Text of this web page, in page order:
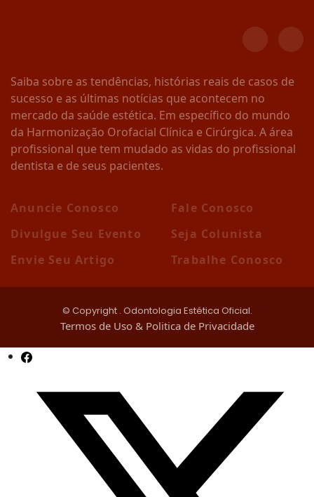
Saiba sobre as tendências, histórias reais de casos de
sucesso e as últimas notícias que acontecem no
mercado da saúde estética. Em específico do mundo
da Harmonização Orofacial Clínica e Cirúrgica. A área
profissional que tem mudado as vidas do profissional
dentista e de seus pacientes.
Anuncie Conosco
Divulgue Seu Evento
Envie Seu Artigo
Fale Conosco
Seja Colunista
Trabalhe Conosco
© Copyright . Odontologia Estética Oficial.
Termos de Uso & Politica de Privacidade